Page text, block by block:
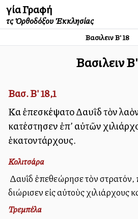
Ἁγία Γραφή
τῆς Ὀρθοδόξου Ἐκκλησίας
Βασιλειῶν Β'18
Βασιλειῶν Β'
Βασ. Β' 18,1
Καὶ ἐπεσκέψατο Δαυῒδ τὸν
κατέστησεν ἐπ’ αὐτῶν
ἑκατοντάρχους.
Κολιτσάρα
Ὁ Δαυῒδ ἐπεθεώρησε τὸν
διώρισεν εἰς αὐτοὺς χιλιάρχους
Τρεμπέλα